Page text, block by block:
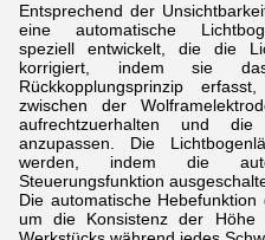
Entsprechend der
eine automatische
speziell entwickelt, die die
korrigiert, indem sie das
Rückkopplungsprinzip
zwischen der
aufrechtzuerhalten und die
anzupassen. Die
werden, indem die
Steuerungsfunktion
Die automatische
um die Konsistenz der Höhe